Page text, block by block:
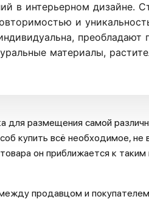
в интерьерном дизайне.
и
преобладают
материалы,
для размещения самой
купить всё необходимое, не
он приближается к
продавцом и